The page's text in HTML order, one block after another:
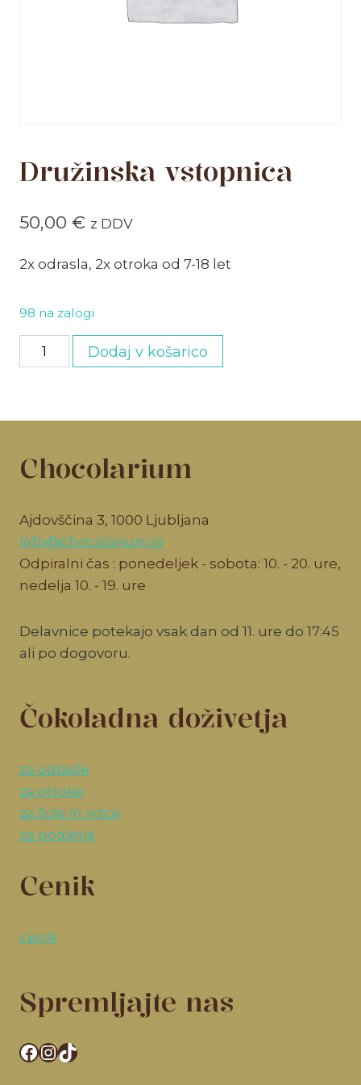
Družinska vstopnica
50,00 € z DDV
2x odrasla, 2x otroka od 7-18 let
98 na zalogi
Družinska
vstopnica
Dodaj v košarico
Chocolarium
Ajdovščina 3, 1000 Ljubljana
info@chocolarium.si
Odpiralni čas : ponedeljek - sobota: 10. - 20. ure,
nedelja 10. - 19. ure
Delavnice potekajo vsak dan od 11. ure do 17:45
ali po dogovoru.
Čokoladna doživetja
za odrasle
za otroke
za šole in vrtce
za podjetja
Cenik
cenik
Spremljajte nas
Facebook
Instagram
TikTok